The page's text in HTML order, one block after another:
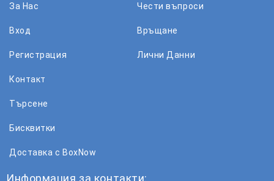
За Нас
Вход
Регистрация
Чести въпроси
Връщане
Лични Данни
Контакт
Търсене
Бисквитки
Доставка с BoxNow
Информация за контакти: